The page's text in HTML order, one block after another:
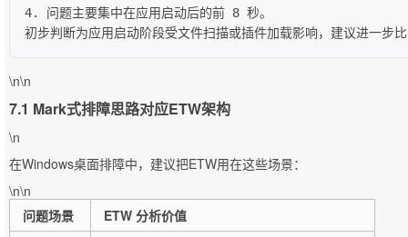
4. 问题主要集中在应用启动后的前 8 秒。
初步判断为应用启动阶段受文件扫描或插件加载影响，建议进一步
\n\n
7.1 Mark式排障思路对应ETW架构
\n
在Windows桌面排障中，建议把ETW用在这些场景：
\n\n
问题场景
ETW 分析价值